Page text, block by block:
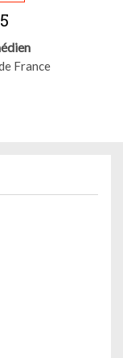
France